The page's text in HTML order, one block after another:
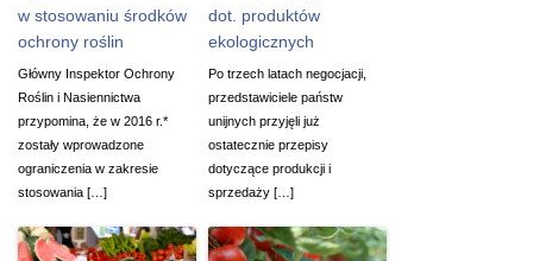
w stosowaniu środków
ochrony roślin
Główny Inspektor Ochrony
Roślin i Nasiennictwa
przypomina, że w 2016 r.*
zostały wprowadzone
ograniczenia w zakresie
stosowania […]
dot. produktów
ekologicznych
Po trzech latach negocjacji,
przedstawiciele państw
unijnych przyjęli już
ostatecznie przepisy
dotyczące produkcji i
sprzedaży […]